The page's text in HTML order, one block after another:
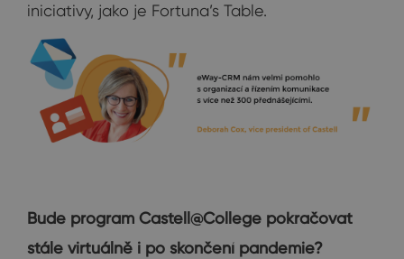
iniciativy, jako je Fortuna’s Table.
Bude program Castell@College pokračovat
stále virtuálně i po skončení pandemie?